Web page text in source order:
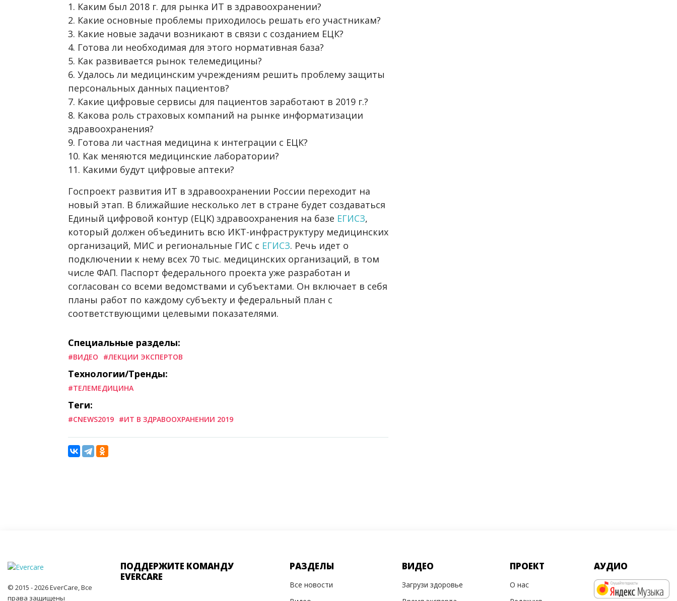
1. Каким был 2018 г. для рынка ИТ в здравоохранении?
2. Какие основные проблемы приходилось решать его участникам?
3. Какие новые задачи возникают в связи с созданием ЕЦК?
4. Готова ли необходимая для этого нормативная база?
5. Как развивается рынок телемедицины?
6. Удалось ли медицинским учреждениям решить проблему защиты
персональных данных пациентов?
7. Какие цифровые сервисы для пациентов заработают в 2019 г.?
8. Какова роль страховых компаний на рынке информатизации
здравоохранения?
9. Готова ли частная медицина к интеграции с ЕЦК?
10. Как меняются медицинские лаборатории?
11. Какими будут цифровые аптеки?
Госпроект развития ИТ в здравоохранении России переходит на
новый этап. В ближайшие несколько лет в стране будет создаваться
Единый цифровой контур (ЕЦК) здравоохранения на базе ЕГИСЗ,
который должен объединить всю ИКТ-инфраструктуру медицинских
организаций, МИС и региональные ГИС с ЕГИСЗ. Речь идет о
подключении к нему всех 70 тыс. медицинских организаций, в том
числе ФАП. Паспорт федерального проекта уже разработан и
согласован со всеми ведомствами и субъектами. Он включает в себя
планы работ по каждому субъекту и федеральный план с
соответствующими целевыми показателями.
Специальные разделы:
#ВИДЕО #ЛЕКЦИИ ЭКСПЕРТОВ
Технологии/Тренды:
#ТЕЛЕМЕДИЦИНА
Теги:
#CNEWS2019 #ИТ В ЗДРАВООХРАНЕНИИ 2019
© 2015 - 2026 EverCare, Все
права защищены
ПОДДЕРЖИТЕ КОМАНДУ
EVERCARE
РАЗДЕЛЫ
Все новости
ВИДЕО
Загрузи здоровье
ПРОЕКТ
О нас
АУДИО